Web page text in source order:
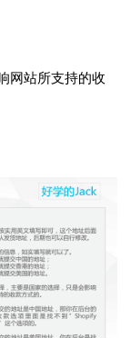
网站所支持的收